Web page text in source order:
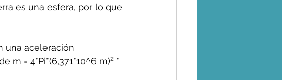
es una esfera, por lo que
una aceleración
m = 4*Pi*(6,371*10^6 m)² *